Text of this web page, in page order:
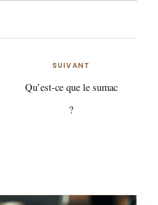
SUIVANT
Qu’est-ce que le sumac
?